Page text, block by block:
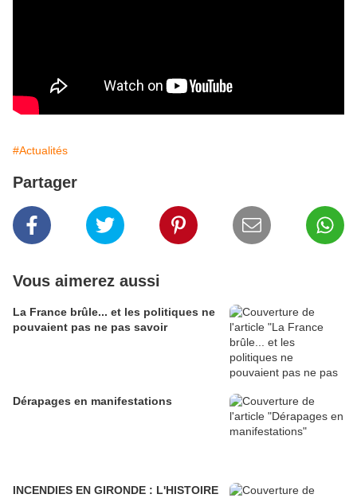
#Actualités
Partager
Vous aimerez aussi
La France brûle... et les politiques ne
pouvaient pas ne pas savoir
Dérapages en manifestations
INCENDIES EN GIRONDE : L'HISTOIRE